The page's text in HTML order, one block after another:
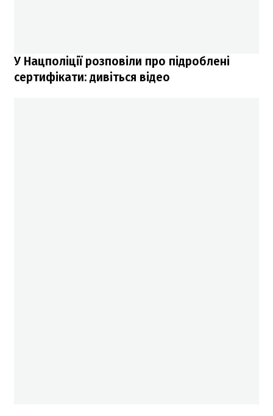
У Нацполіції розповіли про підроблені
сертифікати: дивіться відео